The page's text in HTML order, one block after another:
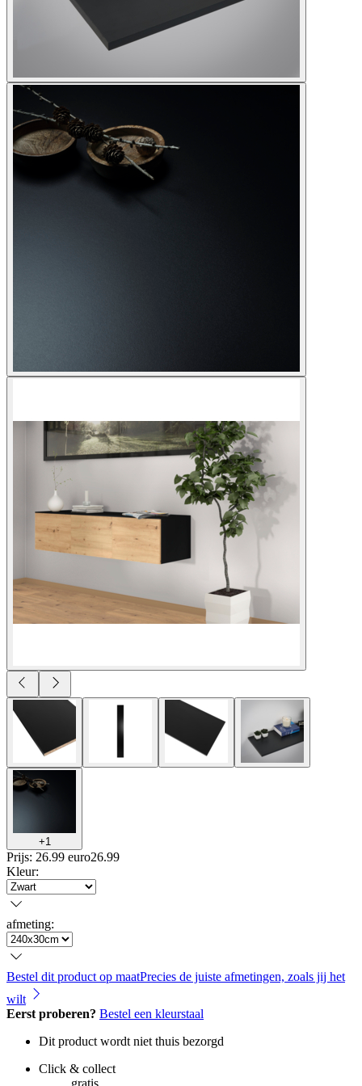
+1
Prijs: 26.99 euro26.99
Kleur:
afmeting:
Bestel dit product op maatPrecies de juiste afmetingen, zoals jij het
wilt
Eerst proberen? Bestel een kleurstaal
Dit product wordt niet thuis bezorgd
Click & collect
gratis